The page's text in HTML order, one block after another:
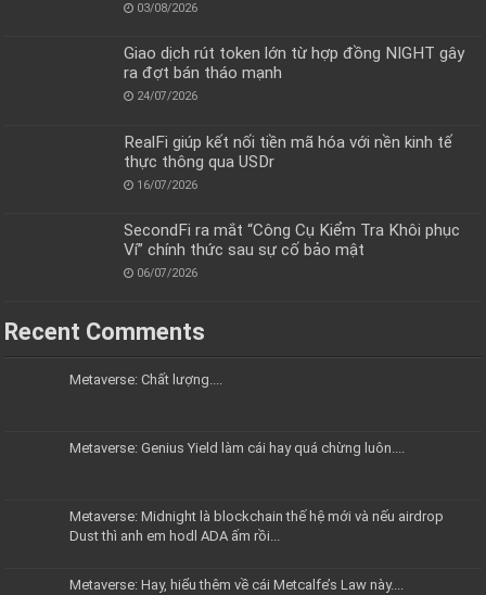
03/08/2026
Giao dịch rút token lớn từ hợp đồng NIGHT gây
ra đợt bán tháo mạnh
24/07/2026
RealFi giúp kết nối tiền mã hóa với nền kinh tế
thực thông qua USDr
16/07/2026
SecondFi ra mắt “Công Cụ Kiểm Tra Khôi phục
Ví” chính thức sau sự cố bảo mật
06/07/2026
Recent Comments
Metaverse: Chất lượng....
Metaverse: Genius Yield làm cái hay quá chừng luôn....
Metaverse: Midnight là blockchain thế hệ mới và nếu airdrop
Dust thì anh em hodl ADA ấm rồi...
Metaverse: Hay, hiểu thêm về cái Metcalfe’s Law này....